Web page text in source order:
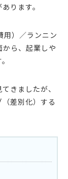
ります。
用）／ランニン
ら、起業しや
きましたが、
差別化）する